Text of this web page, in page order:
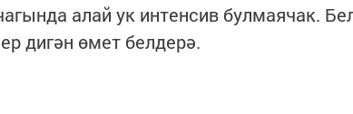
алай ук интенсив булмаячак.
дигән өмет белдерә.